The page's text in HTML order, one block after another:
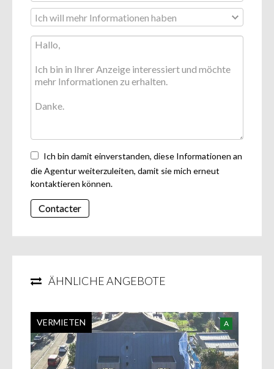
Ich bin damit einverstanden, diese Informationen an
die Agentur weiterzuleiten, damit sie mich erneut
kontaktieren können.
Contacter
ÄHNLICHE ANGEBOTE
A
VERMIETEN